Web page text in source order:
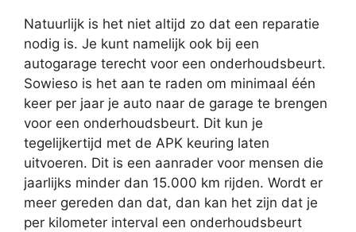
Natuurlijk is het niet altijd zo dat een reparatie
nodig is. Je kunt namelijk ook bij een
autogarage terecht voor een onderhoudsbeurt.
Sowieso is het aan te raden om minimaal één
keer per jaar je auto naar de garage te brengen
voor een onderhoudsbeurt. Dit kun je
tegelijkertijd met de APK keuring laten
uitvoeren. Dit is een aanrader voor mensen die
jaarlijks minder dan 15.000 km rijden. Wordt er
meer gereden dan dat, dan kan het zijn dat je
per kilometer interval een onderhoudsbeurt